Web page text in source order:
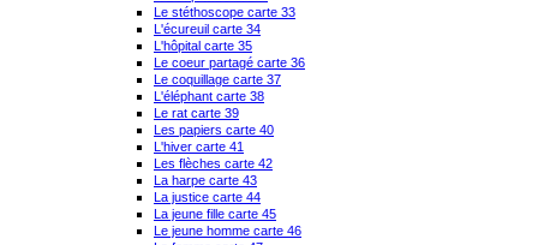
Le stéthoscope carte 33
L'écureuil carte 34
L'hôpital carte 35
Le coeur partagé carte 36
Le coquillage carte 37
L'éléphant carte 38
Le rat carte 39
Les papiers carte 40
L'hiver carte 41
Les flèches carte 42
La harpe carte 43
La justice carte 44
La jeune fille carte 45
Le jeune homme carte 46